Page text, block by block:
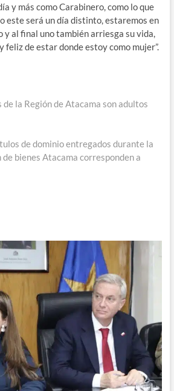
y más como Carabinero, como lo que
este será un día distinto, estaremos en
y al final uno también arriesga su vida,
feliz de estar donde estoy como mujer”.
de la Región de Atacama son adultos
de dominio entregados durante la
bienes Atacama corresponden a